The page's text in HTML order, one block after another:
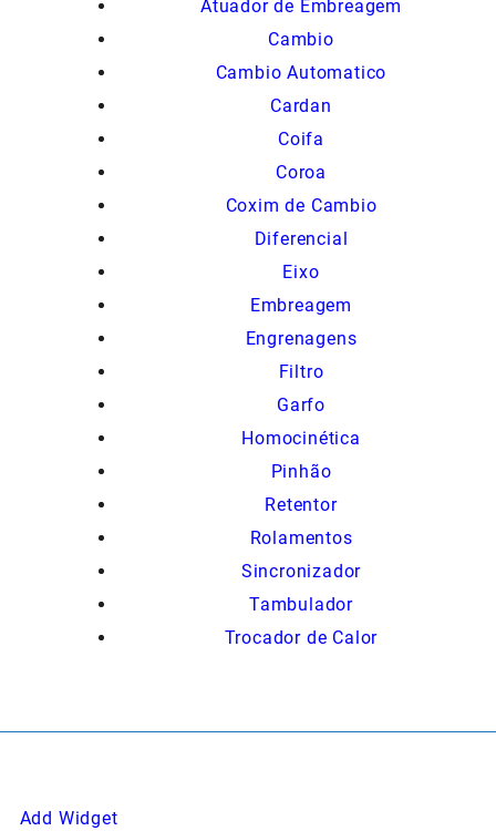
Atuador de Embreagem
Cambio
Cambio Automatico
Cardan
Coifa
Coroa
Coxim de Cambio
Diferencial
Eixo
Embreagem
Engrenagens
Filtro
Garfo
Homocinética
Pinhão
Retentor
Rolamentos
Sincronizador
Tambulador
Trocador de Calor
Add Widget